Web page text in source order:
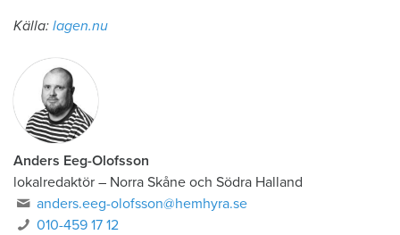
Källa: lagen.nu
Anders Eeg-Olofsson
lokalredaktör – Norra Skåne och Södra Halland
anders.eeg-olofsson@hemhyra.se
010-459 17 12